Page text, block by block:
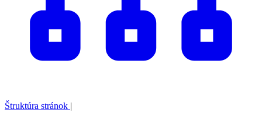
Štruktúra stránok